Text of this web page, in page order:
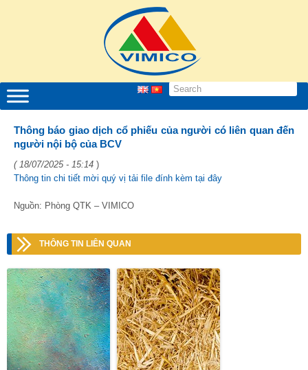
Thông báo giao dịch cổ phiếu của người có liên quan đến
người nội bộ của BCV
( 18/07/2025 - 15:14 )
Thông tin chi tiết mời quý vị tải file đính kèm tại đây
Nguồn: Phòng QTK – VIMICO
THÔNG TIN LIÊN QUAN